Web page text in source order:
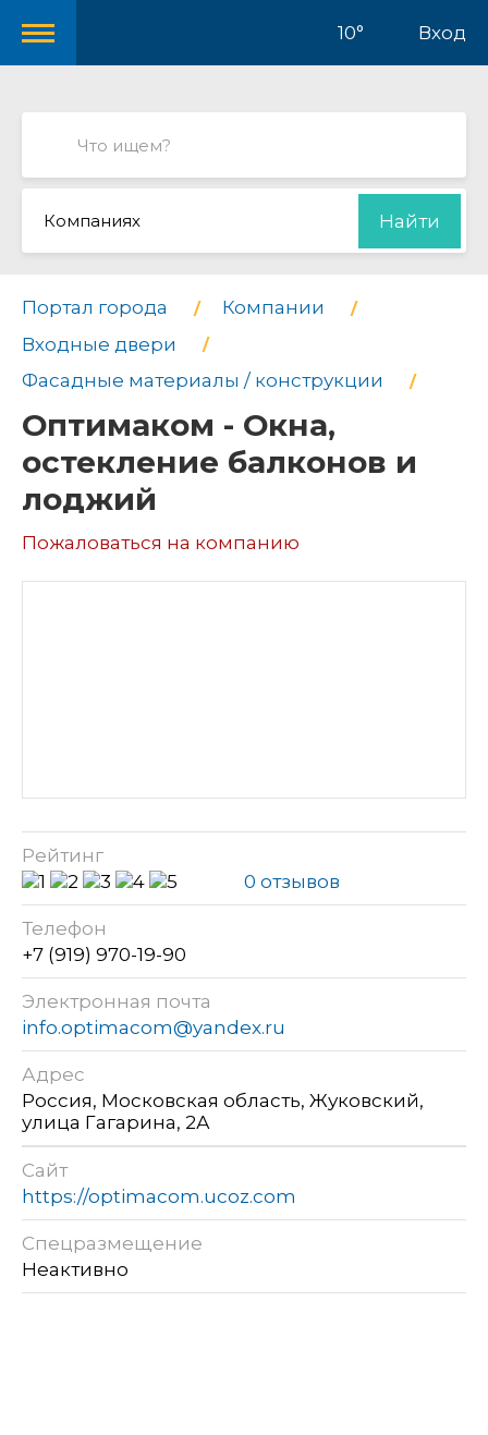
10° Вход
Компаниях Найти
Портал города
Компании
Входные двери
Фасадные материалы / конструкции
Оптимаком - Окна,
остекление балконов и
лоджий
Пожаловаться на компанию
Рейтинг
0 отзывов
Телефон
+7 (919) 970-19-90
Электронная почта
info.optimacom@yandex.ru
Адрес
Россия, Московская область, Жуковский,
улица Гагарина, 2А
Сайт
https://optimacom.ucoz.com
Спецразмещение
Неактивно